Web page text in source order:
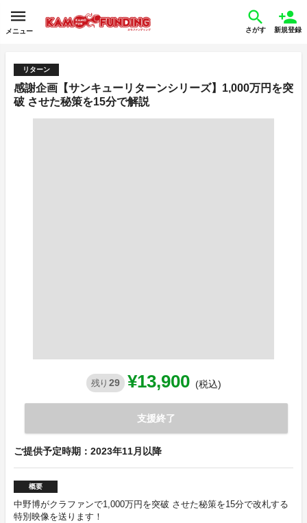
メニュー さがす 新規登録
リターン
感謝企画【サンキューリターンシリーズ】1,000万円を突
破 させた秘策を15分で解説
残り 29 ¥13,900 (税込)
支援終了
ご提供予定時期：2023年11月以降
概要
中野博がクラファンで1,000万円を突破 させた秘策を15分で改札する
特別映像を送ります！